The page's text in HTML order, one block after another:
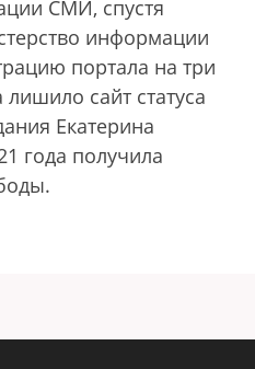
СМИ, спустя
информации
портала на три
сайт статуса
Екатерина
года получила